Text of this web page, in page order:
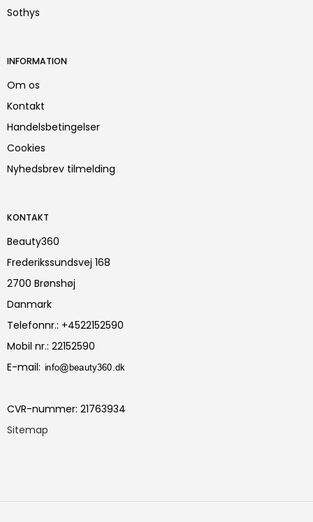
Sothys
INFORMATION
Om os
Kontakt
Handelsbetingelser
Cookies
Nyhedsbrev tilmelding
KONTAKT
Beauty360
Frederikssundsvej 168
2700 Brønshøj
Danmark
Telefonnr.: +4522152590
Mobil nr.: 22152590
E-mail:
CVR-nummer: 21763934
Sitemap